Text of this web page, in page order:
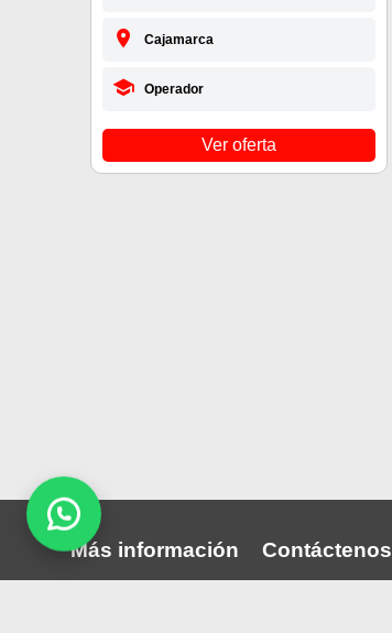
Cajamarca
Operador
Ver oferta
Más información Contáctenos